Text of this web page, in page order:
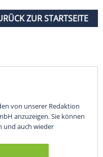
ZUR STARTSEITE
von unserer Redaktion
anzuzeigen. Sie können
und auch wieder